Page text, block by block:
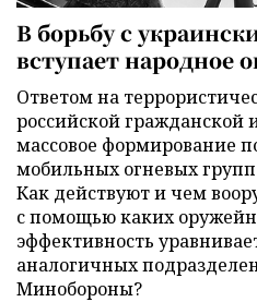
В борьбу с
вступает народное
Ответом на
российской гражданской
массовое формирование
мобильных огневых
Как действуют и чем
с помощью каких
эффективность
аналогичных
Минобороны?